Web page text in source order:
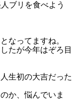
ブリを食べよう
なってますね。
たが今年はぞろ目
生初の大吉だった
か、悩んでいま